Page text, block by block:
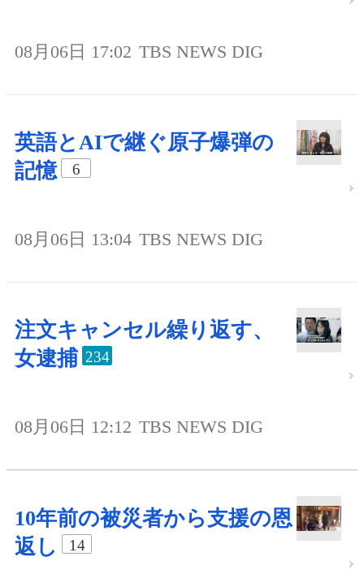
08月06日 17:02 TBS NEWS DIG
英語とAIで継ぐ原子爆弾の
記憶
6
08月06日 13:04 TBS NEWS DIG
注文キャンセル繰り返す、
女逮捕 234
08月06日 12:12 TBS NEWS DIG
10年前の被災者から支援の恩
返し
14